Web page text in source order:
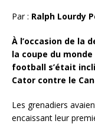
Par : Ralph Lourdy
À l’occasion de la
la coupe du
football s’était
Cator contre le
Les grenadiers
encaissant leur